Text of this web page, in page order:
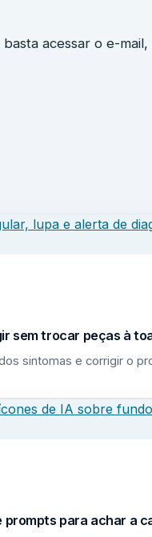
acessar o e-
sem trocar peças à
sintomas e corrigir o
para achar a